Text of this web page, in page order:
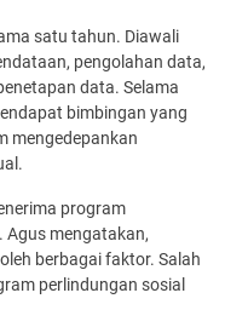
satu tahun. Diawali
pengolahan data,
data. Selama
bimbingan yang
mengedepankan
program
Agus mengatakan,
berbagai faktor. Salah
perlindungan sosial